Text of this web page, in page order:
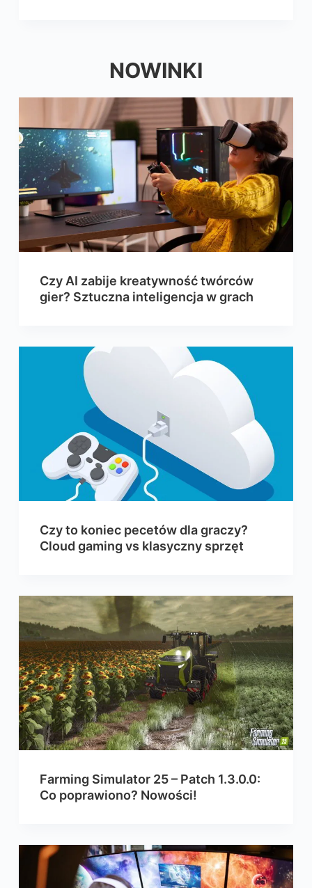
NOWINKI
Czy AI zabije kreatywność twórców
gier? Sztuczna inteligencja w grach
Czy to koniec pecetów dla graczy?
Cloud gaming vs klasyczny sprzęt
Farming Simulator 25 – Patch 1.3.0.0:
Co poprawiono? Nowości!